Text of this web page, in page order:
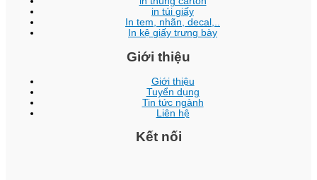
in túi giấy
In tem, nhãn, decal,..
In kệ giấy trưng bày
Giới thiệu
Giới thiệu
Tuyển dụng
Tin tức ngành
Liên hệ
Kết nối